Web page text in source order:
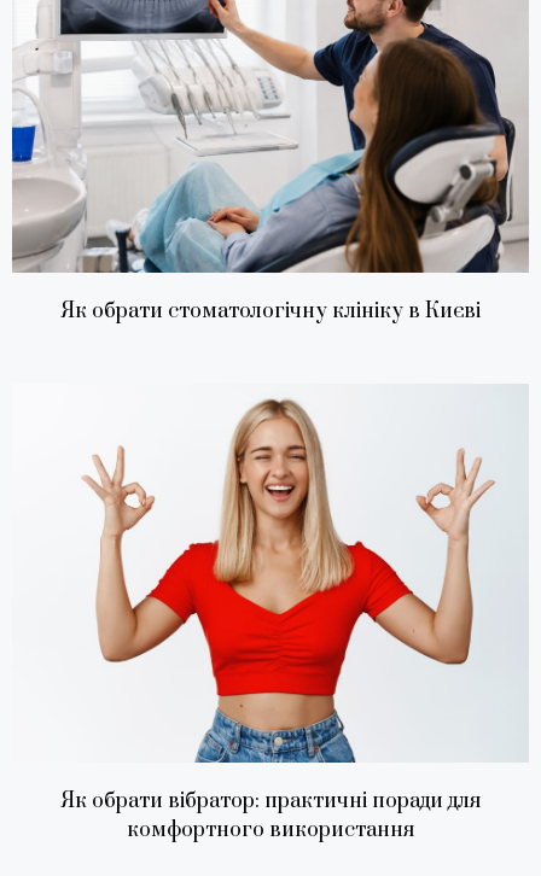
Як обрати стоматологічну клініку в Києві
Як обрати вібратор: практичні поради для
комфортного використання